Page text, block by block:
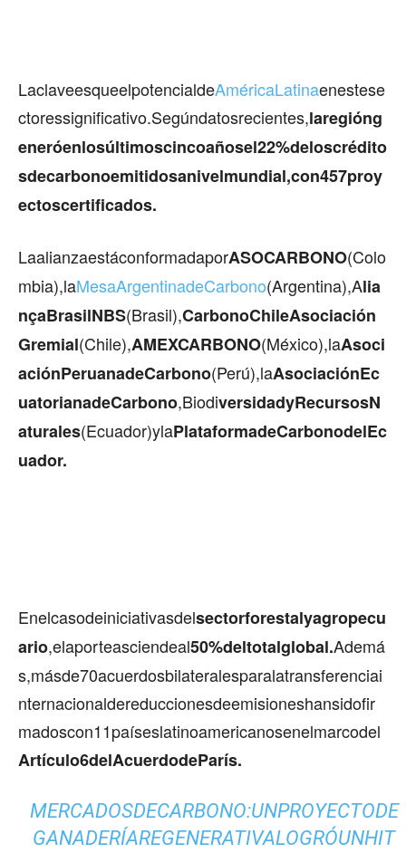
LaclaveesqueelpotencialdeAméricaLatinaenestese
ctoressignificativo.Segúndatosrecientes,laregióng
eneróenlosúltimoscincoañosel22%deloscrédito
sdecarbonoemitidosanivelmundial,con457proy
ectoscertificados.
LaalianzaestáconformadaporASOCARBONO(Colo
mbia),laMesaArgentinadeCarbono(Argentina),Alia
nçaBrasilNBS(Brasil),CarbonoChileAsociación
Gremial(Chile),AMEXCARBONO(México),laAsoci
aciónPeruanadeCarbono(Perú),laAsociaciónEc
uatorianadeCarbono,BiodiversidadyRecursosN
aturales(Ecuador)ylaPlataformadeCarbonodelEc
uador.
Enelcasodeiniciativasdelsectorforestalyagropecu
ario,elaporteasciendeal50%deltotalglobal.Ademá
s,másde70acuerdosbilateralesparalatransferenciai
nternacionaldereduccionesdeemisioneshansidofir
madoscon11paíseslatinoamericanosenelmarcodel
Artículo6delAcuerdodeParís.
MERCADOSDECARBONO:UNPROYECTODE
GANADERÍAREGENERATIVALOGRÓUNHIT